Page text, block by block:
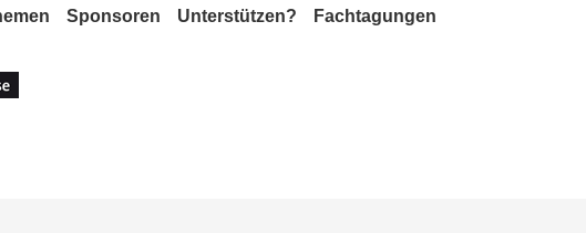
Sponsoren Unterstützen? Fachtagungen